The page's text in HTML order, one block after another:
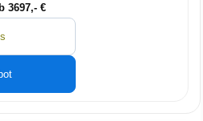
3697,- €